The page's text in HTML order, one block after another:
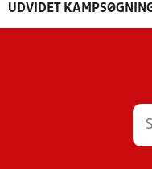
UDVIDET